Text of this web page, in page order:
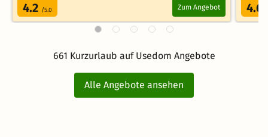
4.2 /5.0 Zum Angebot 4.6
661 Kurzurlaub auf Usedom Angebote
Alle Angebote ansehen